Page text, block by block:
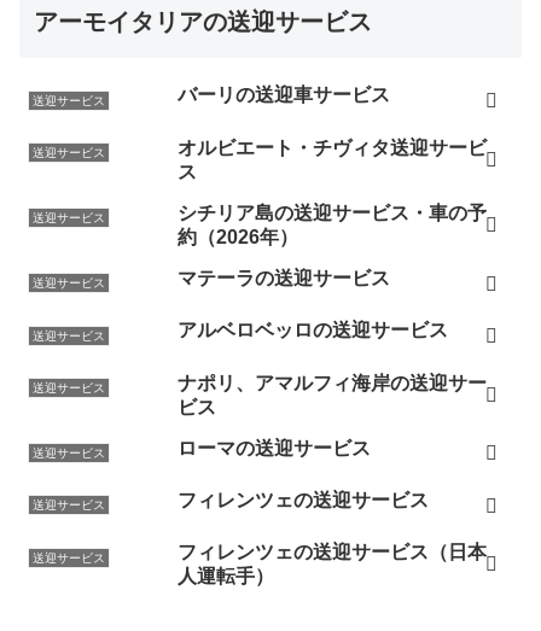
アーモイタリアの送迎サービス
送迎サービス バーリの送迎車サービス
送迎サービス
オルビエート・チヴィタ送迎サービ
ス
送迎サービス
シチリア島の送迎サービス・車の予
約（2026年）
送迎サービス マテーラの送迎サービス
送迎サービス アルベロベッロの送迎サービス
送迎サービス
ナポリ、アマルフィ海岸の送迎サー
ビス
送迎サービス ローマの送迎サービス
送迎サービス フィレンツェの送迎サービス
送迎サービス
フィレンツェの送迎サービス（日本
人運転手）